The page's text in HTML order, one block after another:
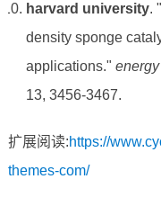
harvard university.
density sponge
applications."
13, 3456-3467.
扩展阅读:https://
themes-com/